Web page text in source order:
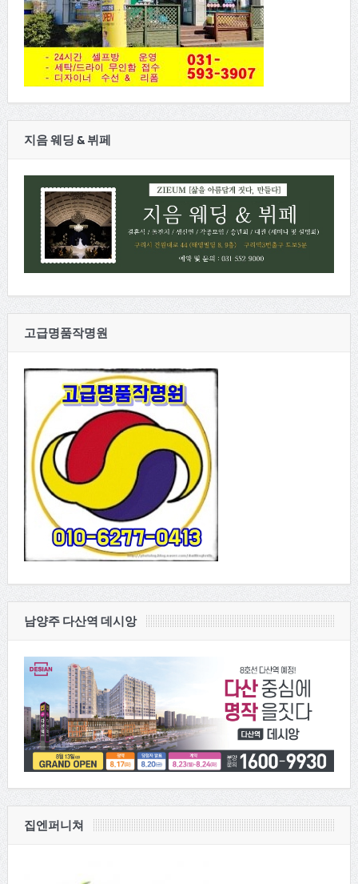
지음 웨딩 & 뷔페
고급명품작명원
남양주 다산역 데시앙
집엔퍼니쳐